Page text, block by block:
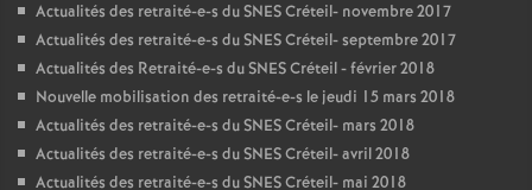
Actualités des retraité-e-s duSNESCréteil- novembre 2017
Actualités des retraité-e-s duSNESCréteil- septembre 2017
Actualités des Retraité-e-s duSNESCréteil - février 2018
Nouvelle mobilisation des retraité-e-s le jeudi 15 mars 2018
Actualités des retraité-e-s duSNESCréteil- mars 2018
Actualités des retraité-e-s duSNESCréteil- avril 2018
Actualités des retraité-e-s duSNESCréteil- mai 2018